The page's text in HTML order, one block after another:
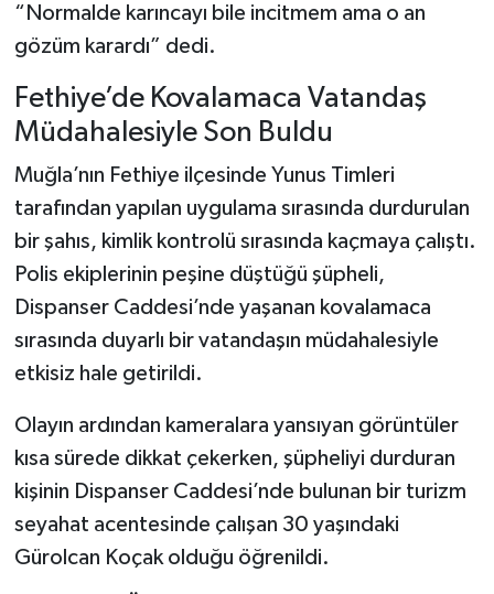
“Normalde karıncayı bile incitmem ama o an
gözüm karardı” dedi.
Fethiye’de Kovalamaca Vatandaş
Müdahalesiyle Son Buldu
Muğla’nın Fethiye ilçesinde Yunus Timleri
tarafından yapılan uygulama sırasında durdurulan
bir şahıs, kimlik kontrolü sırasında kaçmaya çalıştı.
Polis ekiplerinin peşine düştüğü şüpheli,
Dispanser Caddesi’nde yaşanan kovalamaca
sırasında duyarlı bir vatandaşın müdahalesiyle
etkisiz hale getirildi.
Olayın ardından kameralara yansıyan görüntüler
kısa sürede dikkat çekerken, şüpheliyi durduran
kişinin Dispanser Caddesi’nde bulunan bir turizm
seyahat acentesinde çalışan 30 yaşındaki
Gürolcan Koçak olduğu öğrenildi.